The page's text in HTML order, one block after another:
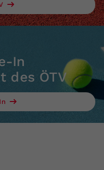
In
des ÖTV